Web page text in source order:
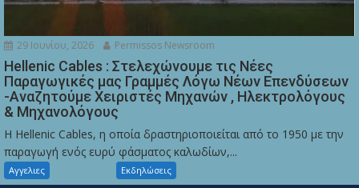
29 Ιουνίου, 2026 Permissos Newsroom
Hellenic Cables : Στελεχώνουμε τις Νέες
Παραγωγικές μας Γραμμές Λόγω Νέων Επενδύσεων
-Αναζητούμε Χειριστές Μηχανών , Ηλεκτρολόγους
& Μηχανολόγους
Η Hellenic Cables, η οποία δραστηριοποιείται από το 1950 με την
παραγωγή ενός ευρύ φάσματος καλωδίων,...
Αγγελιες Εκδηλώσεις